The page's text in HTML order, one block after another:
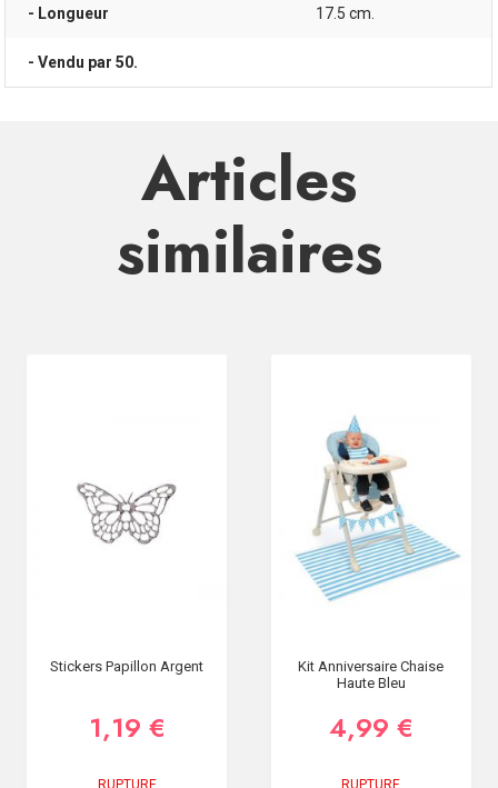
- Longueur 17.5 cm.
- Vendu par 50.
Articles
similaires
Stickers Papillon Argent
1,19 €
RUPTURE
Kit Anniversaire Chaise
Haute Bleu
4,99 €
RUPTURE